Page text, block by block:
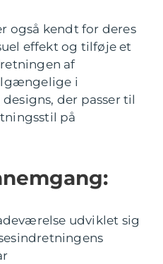
også kendt for deres
effekt og tilføje et
af
i
der passer til
på
udviklet sig